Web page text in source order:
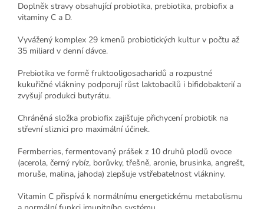
Doplněk stravy obsahující probiotika, prebiotika, probiofix a
vitaminy C a D.
Vyvážený komplex 29 kmenů probiotických kultur v počtu až
35 miliard v denní dávce.
Prebiotika ve formě fruktooligosacharidů a rozpustné
kukuřičné vlákniny podporují růst laktobacilů i bifidobakterií a
zvyšují produkci butyrátu.
Chráněná složka probiofix zajišťuje přichycení probiotik na
střevní sliznici pro maximální účinek.
Fermberries, fermentovaný prášek z 10 druhů plodů ovoce
(acerola, černý rybíz, borůvky, třešně, aronie, brusinka, angrešt,
moruše, malina, jahoda) zlepšuje vstřebatelnost vlákniny.
Vitamin C přispívá k normálnímu energetickému metabolismu